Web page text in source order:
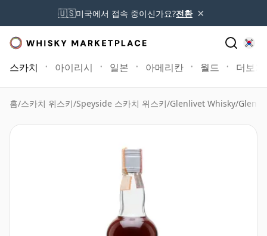
🇺🇸미국에서 접속 중이신가요?전환 ×
스카치 아이리시 일본 아메리칸 월드 더보기
홈/스카치 위스키/Speyside 스카치 위스키/Glenlivet Whisky/